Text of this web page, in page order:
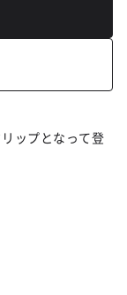
ップとなって登